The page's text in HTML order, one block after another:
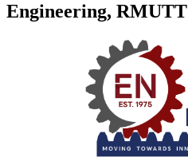
Engineering, RMUTT